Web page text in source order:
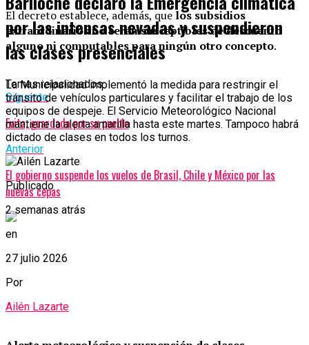
El decreto establece, además, que los subsidios
extraordinarios no serán susceptibles de descuento
alguno ni computables para ningún otro concepto.
Temas relacionados:
Siguente
Evita, guardada por su pueblo
Anterior
El gobierno suspende los vuelos de Brasil, Chile y México por las
nuevas cepas
por las intensas nevadas y suspendieron
las clases presenciales
La Municipalidad implementó la medida para restringir el
tránsito de vehículos particulares y facilitar el trabajo de los
equipos de despeje. El Servicio Meteorológico Nacional
mantiene la alerta amarilla hasta este martes. Tampoco habrá
dictado de clases en todos los turnos.
Publicado
2 semanas atrás
en
27 julio 2026
Por
Ailén Lazarte